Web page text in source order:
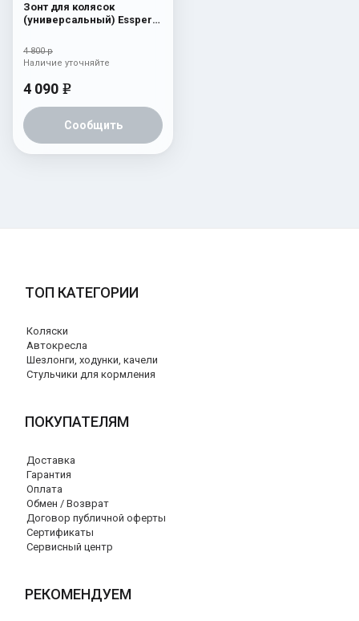
Зонт для колясок
(универсальный) Esspero
4 800 р
4 090 e
Сообщить
Наличие уточняйте
ТОП КАТЕГОРИИ
Коляски
Автокресла
Шезлонги, ходунки, качели
Стульчики для кормления
ПОКУПАТЕЛЯМ
Доставка
Гарантия
Оплата
Обмен / Возврат
Договор публичной оферты
Сертификаты
Сервисный центр
РЕКОМЕНДУЕМ